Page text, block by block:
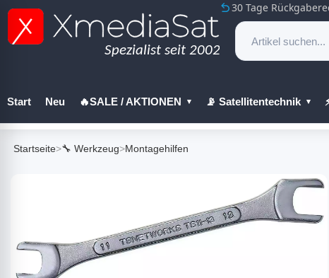
30 Tage
Start Neu 🔥SALE / AKTIONEN 📡 Satellitentechnik
🔧 Werkzeug
Startseite>🔧 Werkzeug>Montagehilfen